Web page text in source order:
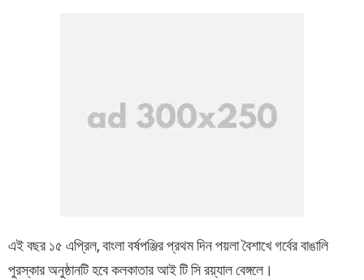
এইবছর ১৫ এপ্রিল,বাংলাবর্ষপঞ্জিরপ্রথমদিনপয়লাবৈশাখেগর্বেরবাঙালি
পুরস্কারঅনুষ্ঠানটিহবেকলকাতারআইটিসিরয়্যালবেঙ্গলে।